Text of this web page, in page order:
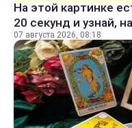
На этой картинке
20 секунд и узнай,
07 августа 2026, 08:18